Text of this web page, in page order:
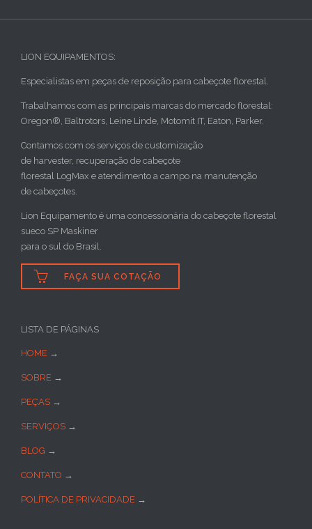
LION EQUIPAMENTOS:
Especialistas em peças de reposição para cabeçote florestal.
Trabalhamos com as principais marcas do mercado florestal:
Oregon®, Baltrotors, Leine Linde, Motomit IT, Eaton, Parker.
Contamos com os serviços de customização
de harvester, recuperação de cabeçote
florestal LogMax e atendimento a campo na manutenção
de cabeçotes.
Lion Equipamento é uma concessionária do cabeçote florestal
sueco SP Maskiner
para o sul do Brasil.
 FAÇA SUA COTAÇÃO
LISTA DE PÁGINAS
HOME →
SOBRE →
PEÇAS →
SERVIÇOS →
BLOG →
CONTATO →
POLÍTICA DE PRIVACIDADE →